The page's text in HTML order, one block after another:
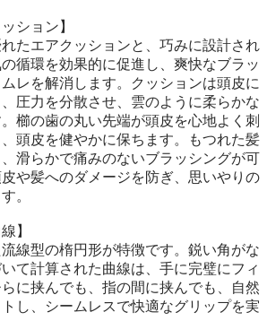
ション】
たエアクッションと、巧みに設計され
循環を効果的に促進し、爽快なブラッ
レを解消します。クッションは頭皮に
圧力を分散させ、雲のように柔らかな
櫛の歯の丸い先端が頭皮を心地よく刺
頭皮を健やかに保ちます。もつれた髪
滑らかで痛みのないブラッシングが可
や髪へのダメージを防ぎ、思いやりの
。
】
線型の楕円形が特徴です。鋭い角がな
て計算された曲線は、手に完璧にフィ
に挟んでも、指の間に挟んでも、自然
し、シームレスで快適なグリップを実